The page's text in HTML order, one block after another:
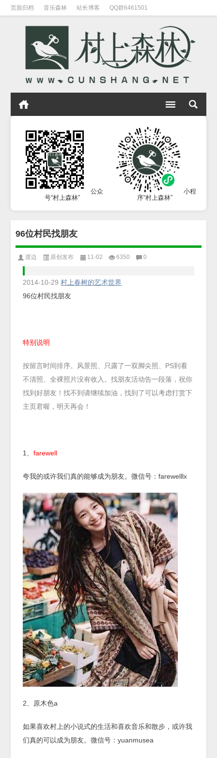
页面归档 音乐森林 站长博客 QQ群6461501
公众
号“村上森林”
小程
序“村上森林”
96位村民找朋友
渡边 原创发布 11-02 6350 0
2014-10-29 村上春树的艺术世界
96位村民找朋友
特别说明
按留言时间排序。风景照、只露了一双脚尖照、PS到看
不清照、全裸照片没有收入。找朋友活动告一段落，祝你
找到好朋友！找不到请继续加油，找到了可以考虑打赏下
主页君喔，明天再会！
1、farewell
夸我的或许我们真的能够成为朋友。微信号：farewelllx
2、原木色a
如果喜欢村上的小说式的生活和喜欢音乐和散步，或许我
们真的可以成为朋友。微信号：yuanmusea